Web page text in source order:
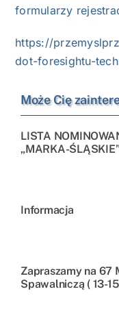
formularzy
https://
dot-foresightu-
Może Cię
LISTA
„MARKA-
Informacja
Zapraszamy na 67
Spawalniczą ( 13-